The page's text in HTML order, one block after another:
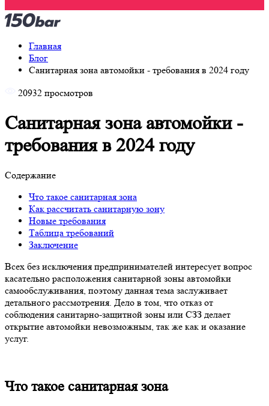
Главная
Блог
Санитарная зона автомойки - требования в 2024 году
20932 просмотров
Санитарная зона автомойки -
требования в 2024 году
Содержание
Что такое санитарная зона
Как рассчитать санитарную зону
Новые требования
Таблица требований
Заключение
Всех без исключения предпринимателей интересует вопрос
касательно расположения санитарной зоны автомойки
самообслуживания, поэтому данная тема заслуживает
детального рассмотрения. Дело в том, что отказ от
соблюдения санитарно-защитной зоны или СЗЗ делает
открытие автомойки невозможным, так же как и оказание
услуг.
Что такое санитарная зона